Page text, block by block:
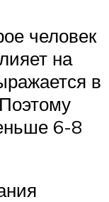
человек
на
в
6-8